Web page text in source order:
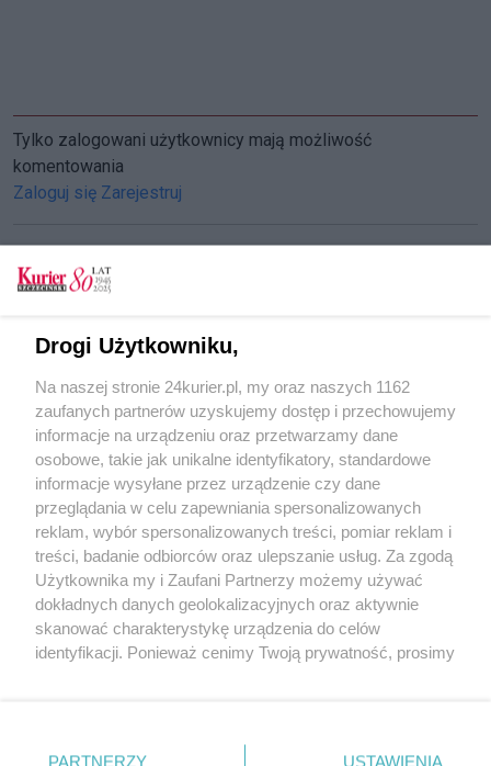
Tylko zalogowani użytkownicy mają możliwość
komentowania
Zaloguj się Zarejestruj
Kurtyny powróciły
Srebrzyści rządzą
Dojrzałość jest sexy
POGODA
17℃
Zobacz prognozę na 3 dni
Copyright © 2022 Kurier Szczeciński sp. z o.o.
Drogi Użytkowniku,
Na naszej stronie 24kurier.pl, my oraz naszych 1162
zaufanych partnerów uzyskujemy dostęp i przechowujemy
informacje na urządzeniu oraz przetwarzamy dane
osobowe, takie jak unikalne identyfikatory, standardowe
informacje wysyłane przez urządzenie czy dane
przeglądania w celu zapewniania spersonalizowanych
reklam, wybór spersonalizowanych treści, pomiar reklam i
treści, badanie odbiorców oraz ulepszanie usług. Za zgodą
Użytkownika my i Zaufani Partnerzy możemy używać
dokładnych danych geolokalizacyjnych oraz aktywnie
skanować charakterystykę urządzenia do celów
identyfikacji. Ponieważ cenimy Twoją prywatność, prosimy
prywatności znajdujący się w lewym dolnym rogu strony
PARTNERZY USTAWIENIA